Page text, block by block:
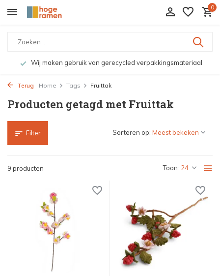
0
Wij maken gebruik van gerecycled verpakkingsmateriaal
Terug Home Tags Fruittak
Producten getagd met Fruittak
Filter
9 producten Toon:
Sorteren op: